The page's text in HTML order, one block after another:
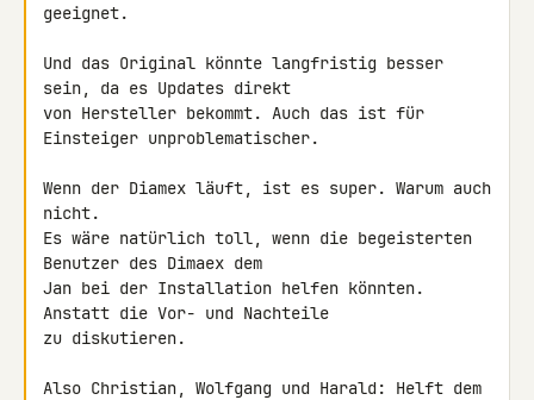
geeignet.
Und das Original könnte langfristig besser
sein, da es Updates direkt
von Hersteller bekommt. Auch das ist für
Einsteiger unproblematischer.
Wenn der Diamex läuft, ist es super. Warum auch
nicht.
Es wäre natürlich toll, wenn die begeisterten
Benutzer des Dimaex dem
Jan bei der Installation helfen könnten.
Anstatt die Vor- und Nachteile
zu diskutieren.
Also Christian, Wolfgang und Harald: Helft dem